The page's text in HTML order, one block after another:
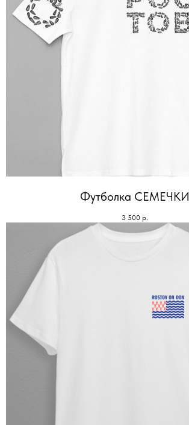
Футболка СЕМЕЧКИ
3 500 р.